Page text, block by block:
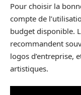
Pour choisir la
compte de
budget disponible.
recommandent
logos d’entreprise,
artistiques.